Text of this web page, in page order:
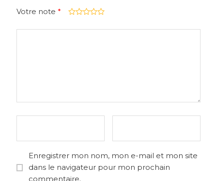
Votre note *
Enregistrer mon nom, mon e-mail et mon site
dans le navigateur pour mon prochain
commentaire.